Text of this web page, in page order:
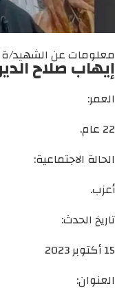
معلومات عن الشهيد/ة
إيهاب صلاح
العمر:
22 عام.
الحالة الاجتماعية:
أعزب.
تاريخ الحدث:
15 أكتوبر 2023
العنوان: